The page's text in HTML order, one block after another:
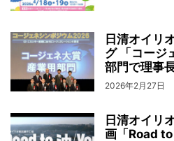
日清オイリ
グ 「コージ
部門で理事
2026年2月27日
日清オイリ
画「Road